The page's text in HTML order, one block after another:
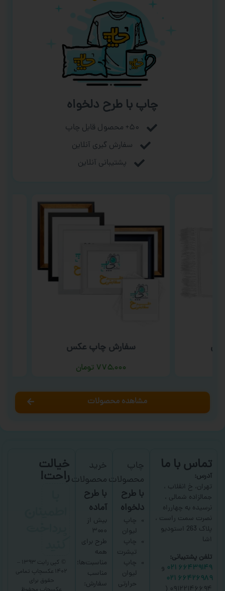
چاپ با طرح دلخواه
۵۰+ محصول قابل چاپ
سفارش گیری آنلاین
پشتیبانی آنلاین
سفارش چاپ عکس
۷۷۵,۰۰۰ تومان
مشاهده محصولات
تماس با ما
آدرس:
تهران، خ انقلاب ،
جمالزاده شمالی ،
نرسیده به چهارراه
نصرت سمت راست ،
پلاک 263 استودیو
اشا
تلفن پشتیبانی:
۶۶۴۳۹۱۴۹ ۰۲۱
و
۶۶۴۲۶۹۸۹ ۰۲۱
چاپ
محصولات
با طرح
دلخواه
چاپ
لیوان
چاپ
تیشرت
چاپ
لیوان
حرارتی
خرید
محصولات
با طرح
آماده
بیش از
۳۰۰۰
طرح برای
همه
مناسبت‌ها؛
مناسب
سفارش:
خیالت
راحت!
۱۴۰۲ عکسچاپ
تمامی
حقوق برای